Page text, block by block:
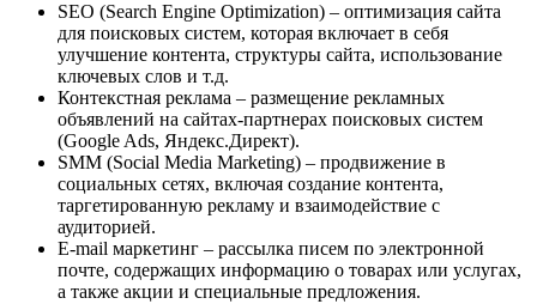
SEO (Search Engine Optimization) – оптимизация сайта
для поисковых систем, которая включает в себя
улучшение контента, структуры сайта, использование
ключевых слов и т.д.
Контекстная реклама – размещение рекламных
объявлений на сайтах-партнерах поисковых систем
(Google Ads, Яндекс.Директ).
SMM (Social Media Marketing) – продвижение в
социальных сетях, включая создание контента,
таргетированную рекламу и взаимодействие с
аудиторией.
E-mail маркетинг – рассылка писем по электронной
почте, содержащих информацию о товарах или услугах,
а также акции и специальные предложения.